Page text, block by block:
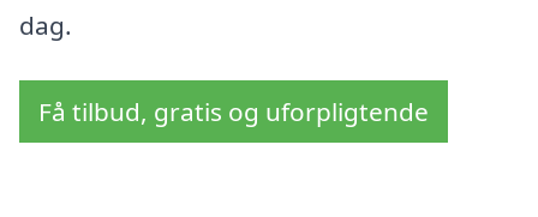
dag.
Få tilbud, gratis og uforpligtende